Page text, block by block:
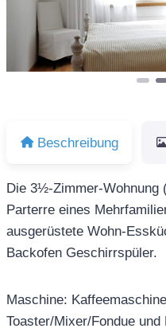
Beschreibung
Die 3½-Zimmer-Wohnung
Parterre eines
ausgerüstete Wohn-
Backofen Geschirrspüler.
Maschine:
Toaster/Mixer/Fondue und